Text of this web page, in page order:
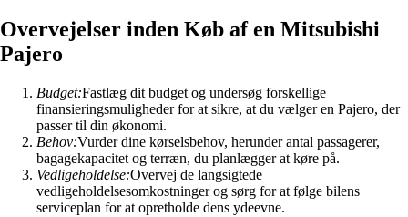
Overvejelser inden Køb af en Mitsubishi
Pajero
Budget:Fastlæg dit budget og undersøg forskellige
finansieringsmuligheder for at sikre, at du vælger en Pajero, der
passer til din økonomi.
Behov:Vurder dine kørselsbehov, herunder antal passagerer,
bagagekapacitet og terræn, du planlægger at køre på.
Vedligeholdelse:Overvej de langsigtede
vedligeholdelsesomkostninger og sørg for at følge bilens
serviceplan for at opretholde dens ydeevne.